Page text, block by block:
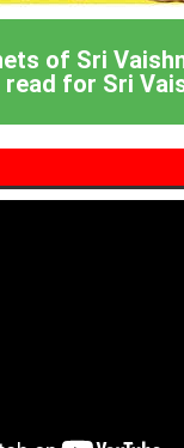
of Sri
for Sri